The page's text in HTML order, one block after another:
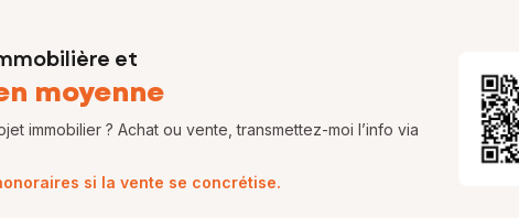
et
moyenne
immobilier ? Achat ou vente, transmettez-moi l’info via
si la vente se concrétise.